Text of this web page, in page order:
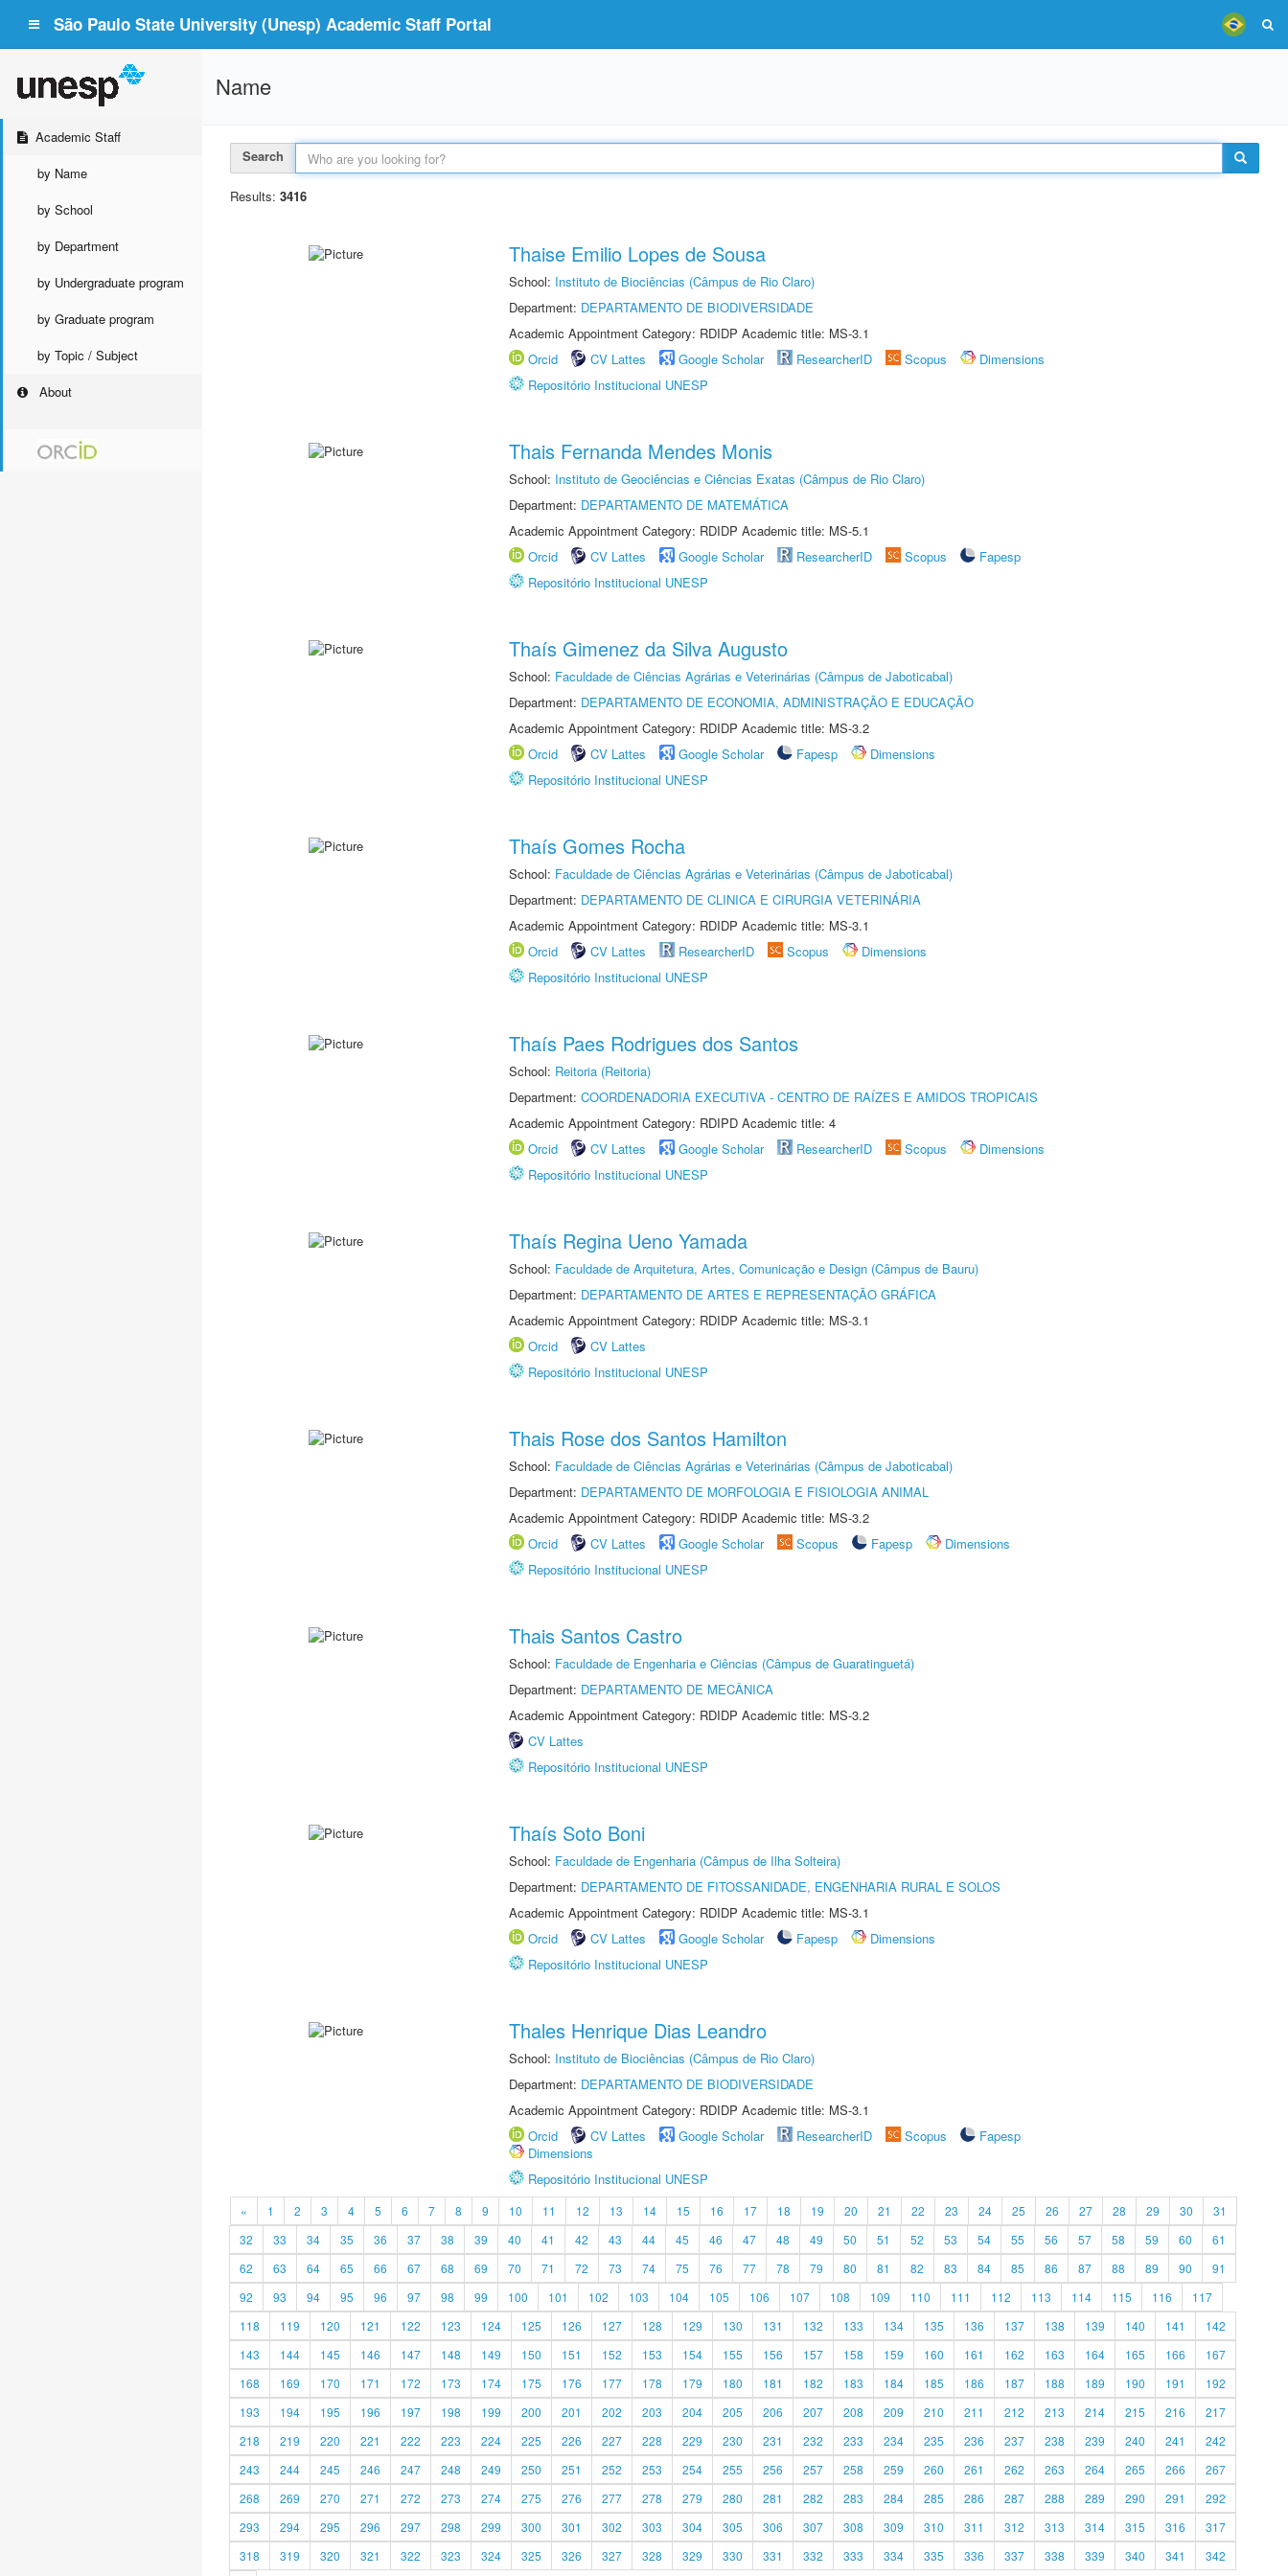
São Paulo State University (Unesp) Academic Staff Portal
Academic Staff
by Name
by School
by Department
by Undergraduate program
by Graduate program
by Topic / Subject
About
Name
Search
Results: 3416
Thaise Emilio Lopes de Sousa
School: Instituto de Biociências (Câmpus de Rio Claro)
Department: DEPARTAMENTO DE BIODIVERSIDADE
Academic Appointment Category: RDIDP Academic title: MS-3.1
Orcid
CV Lattes Google Scholar ResearcherID Scopus
Dimensions
Repositório Institucional UNESP
Thais Fernanda Mendes Monis
School: Instituto de Geociências e Ciências Exatas (Câmpus de Rio Claro)
Department: DEPARTAMENTO DE MATEMÁTICA
Academic Appointment Category: RDIDP Academic title: MS-5.1
Orcid
CV Lattes Google Scholar ResearcherID Scopus
Fapesp
Repositório Institucional UNESP
Thaís Gimenez da Silva Augusto
School: Faculdade de Ciências Agrárias e Veterinárias (Câmpus de Jaboticabal)
Department: DEPARTAMENTO DE ECONOMIA, ADMINISTRAÇÃO E EDUCAÇÃO
Academic Appointment Category: RDIDP Academic title: MS-3.2
Orcid
CV Lattes Google Scholar Fapesp
Dimensions
Repositório Institucional UNESP
Thaís Gomes Rocha
School: Faculdade de Ciências Agrárias e Veterinárias (Câmpus de Jaboticabal)
Department: DEPARTAMENTO DE CLINICA E CIRURGIA VETERINÁRIA
Academic Appointment Category: RDIDP Academic title: MS-3.1
Orcid
CV Lattes ResearcherID Scopus
Dimensions
Repositório Institucional UNESP
Thaís Paes Rodrigues dos Santos
School: Reitoria (Reitoria)
Department: COORDENADORIA EXECUTIVA - CENTRO DE RAÍZES E AMIDOS TROPICAIS
Academic Appointment Category: RDIPD Academic title: 4
Orcid
CV Lattes Google Scholar ResearcherID Scopus
Dimensions
Repositório Institucional UNESP
Thaís Regina Ueno Yamada
School: Faculdade de Arquitetura, Artes, Comunicação e Design (Câmpus de Bauru)
Department: DEPARTAMENTO DE ARTES E REPRESENTAÇÃO GRÁFICA
Academic Appointment Category: RDIDP Academic title: MS-3.1
Orcid
CV Lattes
Repositório Institucional UNESP
Thais Rose dos Santos Hamilton
School: Faculdade de Ciências Agrárias e Veterinárias (Câmpus de Jaboticabal)
Department: DEPARTAMENTO DE MORFOLOGIA E FISIOLOGIA ANIMAL
Academic Appointment Category: RDIDP Academic title: MS-3.2
Orcid
CV Lattes Google Scholar Scopus Fapesp
Dimensions
Repositório Institucional UNESP
Thais Santos Castro
School: Faculdade de Engenharia e Ciências (Câmpus de Guaratinguetá)
Department: DEPARTAMENTO DE MECÂNICA
Academic Appointment Category: RDIDP Academic title: MS-3.2
CV Lattes
Repositório Institucional UNESP
Thaís Soto Boni
School: Faculdade de Engenharia (Câmpus de Ilha Solteira)
Department: DEPARTAMENTO DE FITOSSANIDADE, ENGENHARIA RURAL E SOLOS
Academic Appointment Category: RDIDP Academic title: MS-3.1
Orcid
CV Lattes Google Scholar Fapesp
Dimensions
Repositório Institucional UNESP
Thales Henrique Dias Leandro
School: Instituto de Biociências (Câmpus de Rio Claro)
Department: DEPARTAMENTO DE BIODIVERSIDADE
Academic Appointment Category: RDIDP Academic title: MS-3.1
Orcid
CV Lattes Google Scholar ResearcherID Scopus
Fapesp
Dimensions
Repositório Institucional UNESP
« 1 2 3 4 5 6 7 8 9 10 11 12 13 14 15 16 17 18 19 20 21 22 23 24 25 26 27 28 29 30
31
32
33 34 35 36 37 38 39 40 41 42 43 44 45 46 47 48 49 50 51 52 53 54 55 56 57 58 59 60
61
62
63 64 65 66 67 68 69 70 71 72 73 74 75 76 77 78 79 80 81 82 83 84 85 86 87 88 89 90
91
92
93 94 95 96 97 98 99 100 101 102 103 104 105 106 107 108 109 110 111 112 113 114 115 116
117
118
119 120 121 122 123 124 125 126 127 128 129 130 131 132 133 134 135 136 137 138 139 140 141
142
143
144 145 146 147 148 149 150 151 152 153 154 155 156 157 158 159 160 161 162 163 164 165 166
167
168
169 170 171 172 173 174 175 176 177 178 179 180 181 182 183 184 185 186 187 188 189 190 191
192
193
194 195 196 197 198 199 200 201 202 203 204 205 206 207 208 209 210 211 212 213 214 215 216
217
218
219 220 221 222 223 224 225 226 227 228 229 230 231 232 233 234 235 236 237 238 239 240 241
242
243
244 245 246 247 248 249 250 251 252 253 254 255 256 257 258 259 260 261 262 263 264 265 266
267
268
269 270 271 272 273 274 275 276 277 278 279 280 281 282 283 284 285 286 287 288 289 290 291
292
293
294 295 296 297 298 299 300 301 302 303 304 305 306 307 308 309 310 311 312 313 314 315 316
317
318
319 320 321 322 323 324 325 326 327 328 329 330 331 332 333 334 335 336 337 338 339 340 341 342